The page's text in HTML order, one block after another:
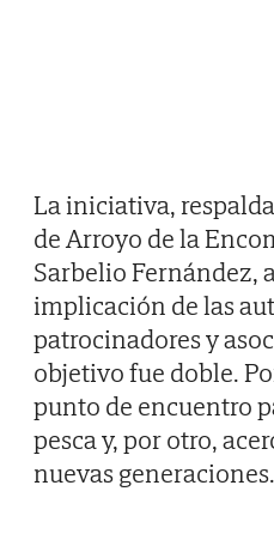
La iniciativa,
de Arroyo de la
Sarbelio
implicación de las
patrocinadores y
objetivo fue doble.
punto de encuentro
pesca y, por otro,
nuevas generaciones.